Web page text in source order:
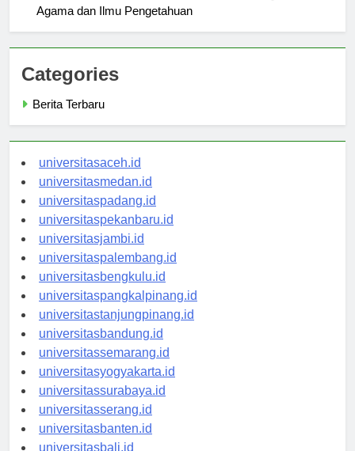
Memahami Kurikulum Universitas Islam: Integrasi
Categories
universitasaceh.id
universitasmedan.id
universitaspadang.id
universitaspekanbaru.id
universitasjambi.id
universitaspalembang.id
universitasbengkulu.id
universitaspangkalpinang.id
universitastanjungpinang.id
universitasbandung.id
universitassemarang.id
universitasyogyakarta.id
universitassurabaya.id
universitasserang.id
universitasbanten.id